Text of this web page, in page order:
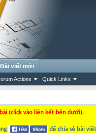
Actions Quick Links
Bài viết mới
(click vào liên kết bên dưới).
để chia sẻ bài